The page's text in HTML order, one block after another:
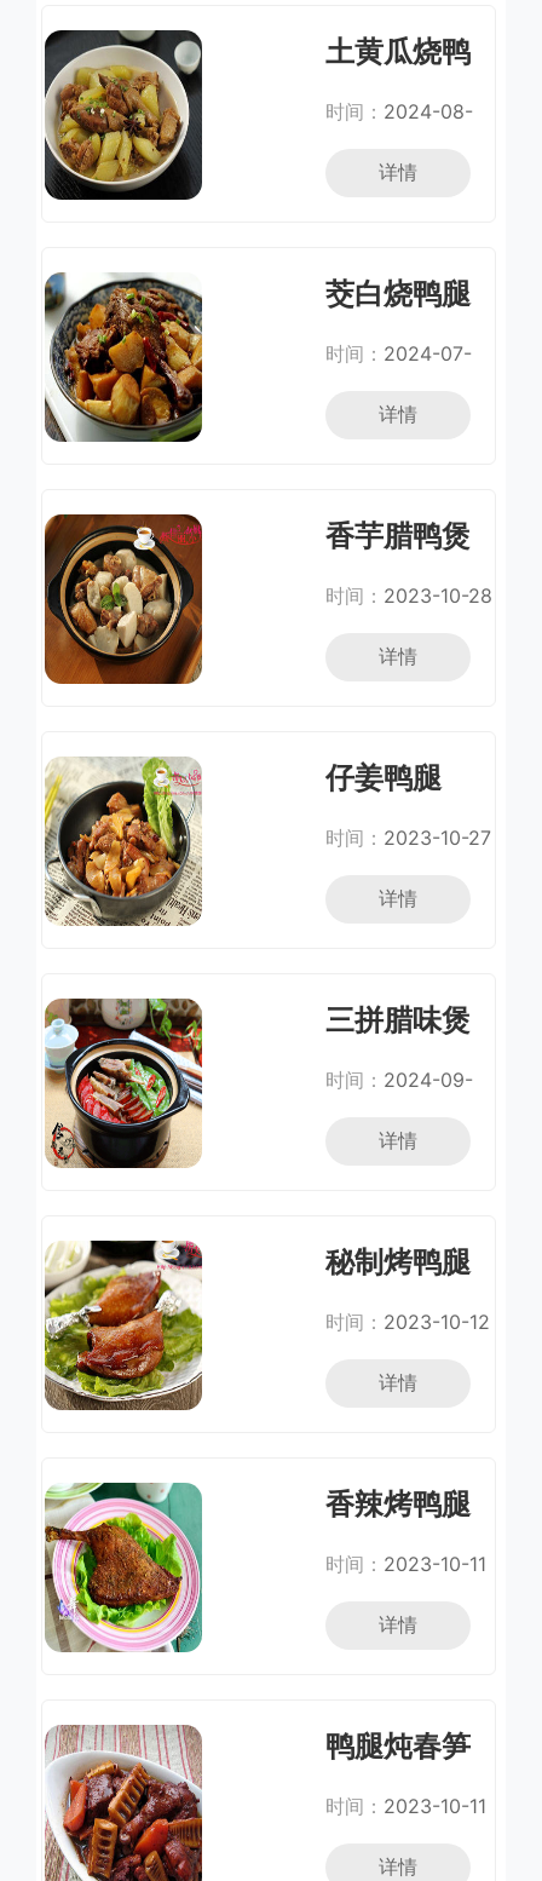
土黄瓜烧鸭
腿(减肥瘦身
时间： 2024-08-
详情
茭白烧鸭腿
时间： 2024-07-
详情
香芋腊鸭煲
时间： 2023-10-28
详情
仔姜鸭腿
时间： 2023-10-27
详情
三拼腊味煲
仔饭
时间： 2024-09-
详情
秘制烤鸭腿
时间： 2023-10-12
详情
香辣烤鸭腿
时间： 2023-10-11
详情
鸭腿炖春笋
时间： 2023-10-11
详情